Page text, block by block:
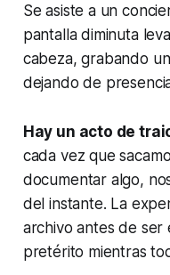
Se asiste a un
pantalla diminuta
cabeza, grabando
dejando de
Hay un acto de
cada vez que
documentar algo,
del instante. La
archivo antes de ser
pretérito mientras